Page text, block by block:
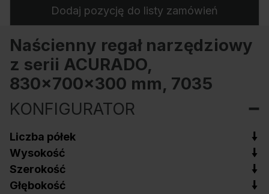
Dodaj pozycję do listy zamówień
Naścienny regał narzędziowy
z serii ACURADO,
830x700x300 mm, 7035
KONFIGURATOR
Liczba półek
Wysokość
Szerokość
Głębokość